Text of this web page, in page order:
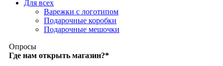
Для всех
Варежки с логотипом
Подарочные коробки
Подарочные мешочки
Опросы
Где нам открыть магазин?*